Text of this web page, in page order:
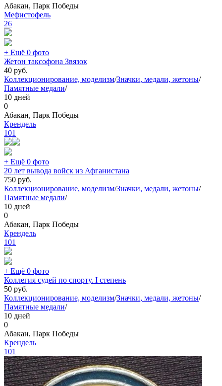
Абакан, Парк Победы
Мефистофель
26
+ Ещё 0 фото
Жетон таксофона Звязок
40 руб.
Коллекционирование, моделизм/Значки, медали, жетоны/
Памятные медали/
10 дней
0
Абакан, Парк Победы
Крендель
101
+ Ещё 0 фото
20 лет вывода войск из Афганистана
750 руб.
Коллекционирование, моделизм/Значки, медали, жетоны/
Памятные медали/
10 дней
0
Абакан, Парк Победы
Крендель
101
+ Ещё 0 фото
Коллегия судей по спорту. I степень
50 руб.
Коллекционирование, моделизм/Значки, медали, жетоны/
Памятные медали/
10 дней
0
Абакан, Парк Победы
Крендель
101